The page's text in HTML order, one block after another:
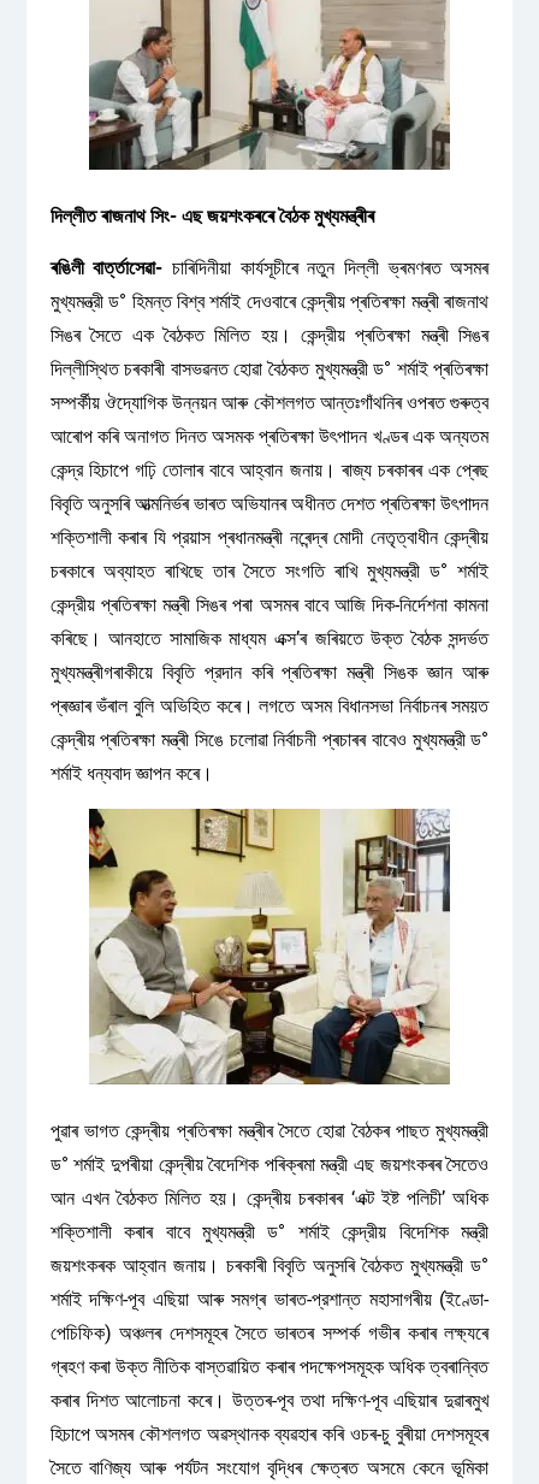
দিল্লীত ৰাজনাথ সিং- এছ জয়শংকৰৰে বৈঠক মুখ্যমন্ত্ৰীৰ
ৰঙিলী বাৰ্ত্তাসেৱা- চাৰিদিনীয়া কাৰ্যসূচীৰে নতুন দিল্লী ভ্ৰমণৰত অসমৰ
মুখ্যমন্ত্রী ড° হিমন্ত বিশ্ব শৰ্মাই দেওবাৰে কেন্দ্ৰীয় প্ৰতিৰক্ষা মন্ত্ৰী ৰাজনাথ
সিঙৰ সৈতে এক বৈঠকত মিলিত হয়। কেন্দ্রীয় প্ৰতিৰক্ষা মন্ত্ৰী সিঙৰ
দিল্লীস্থিত চৰকাৰী বাসভৱনত হোৱা বৈঠকত মুখ্যমন্ত্রী ড° শৰ্মাই প্ৰতিৰক্ষা
সম্পৰ্কীয় ঔদ্যোগিক উন্নয়ন আৰু কৌশলগত আন্তঃগাঁথনিৰ ওপৰত গুৰুত্ব
আৰোপ কৰি অনাগত দিনত অসমক প্ৰতিৰক্ষা উৎপাদন খণ্ডৰ এক অন্যতম
কেন্দ্র হিচাপে গঢ়ি তোলাৰ বাবে আহ্বান জনায়। ৰাজ্য চৰকাৰৰ এক প্ৰেছ
বিবৃতি অনুসৰি আত্মনিৰ্ভৰ ভাৰত অভিযানৰ অধীনত দেশত প্ৰতিৰক্ষা উৎপাদন
শক্তিশালী কৰাৰ যি প্রয়াস প্ৰধানমন্ত্ৰী নৰেন্দ্ৰ মোদী নেতৃত্বাধীন কেন্দ্ৰীয়
চৰকাৰে অব্যাহত ৰাখিছে তাৰ সৈতে সংগতি ৰাখি মুখ্যমন্ত্রী ড° শর্মাই
কেন্দ্রীয় প্ৰতিৰক্ষা মন্ত্ৰী সিঙৰ পৰা অসমৰ বাবে আজি দিক-নির্দেশনা কামনা
কৰিছে। আনহাতে সামাজিক মাধ্যম এক্স’ৰ জৰিয়তে উক্ত বৈঠক সন্দৰ্ভত
মুখ্যমন্ত্ৰীগৰাকীয়ে বিবৃতি প্রদান কৰি প্ৰতিৰক্ষা মন্ত্ৰী সিঙক জ্ঞান আৰু
প্ৰজ্ঞাৰ ভঁৰাল বুলি অভিহিত কৰে। লগতে অসম বিধানসভা নিৰ্বাচনৰ সময়ত
কেন্দ্ৰীয় প্ৰতিৰক্ষা মন্ত্ৰী সিঙে চলোৱা নিৰ্বাচনী প্ৰচাৰৰ বাবেও মুখ্যমন্ত্রী ড°
শর্মাই ধন্যবাদ জ্ঞাপন কৰে।
পুৱাৰ ভাগত কেন্দ্ৰীয় প্ৰতিৰক্ষা মন্ত্ৰীৰ সৈতে হোৱা বৈঠকৰ পাছত মুখ্যমন্ত্রী
ড° শৰ্মাই দুপৰীয়া কেন্দ্ৰীয় বৈদেশিক পৰিক্ৰমা মন্ত্রী এছ জয়শংকৰৰ সৈতেও
আন এখন বৈঠকত মিলিত হয়। কেন্দ্ৰীয় চৰকাৰৰ ‘এক্ট ইষ্ট পলিচী’ অধিক
শক্তিশালী কৰাৰ বাবে মুখ্যমন্ত্রী ড° শর্মাই কেন্দ্রীয় বিদেশিক মন্ত্রী
জয়শংকৰক আহ্বান জনায়। চৰকাৰী বিবৃতি অনুসৰি বৈঠকত মুখ্যমন্ত্রী ড°
শর্মাই দক্ষিণ-পূব এছিয়া আৰু সমগ্ৰ ভাৰত-প্রশান্ত মহাসাগৰীয় (ইণ্ডো-
পেচিফিক) অঞ্চলৰ দেশসমূহৰ সৈতে ভাৰতৰ সম্পৰ্ক গভীৰ কৰাৰ লক্ষ্যৰে
গ্ৰহণ কৰা উক্ত নীতিক বাস্তৱায়িত কৰাৰ পদক্ষেপসমূহক অধিক ত্বৰান্বিত
কৰাৰ দিশত আলোচনা কৰে। উত্তৰ-পূব তথা দক্ষিণ-পূব এছিয়াৰ দুৱাৰমুখ
হিচাপে অসমৰ কৌশলগত অৱস্থানক ব্যৱহাৰ কৰি ওচৰ-চু বুৰীয়া দেশসমূহৰ
সৈতে বাণিজ্য আৰু পৰ্যটন সংযোগ বৃদ্ধিৰ ক্ষেত্ৰত অসমে কেনে ভূমিকা